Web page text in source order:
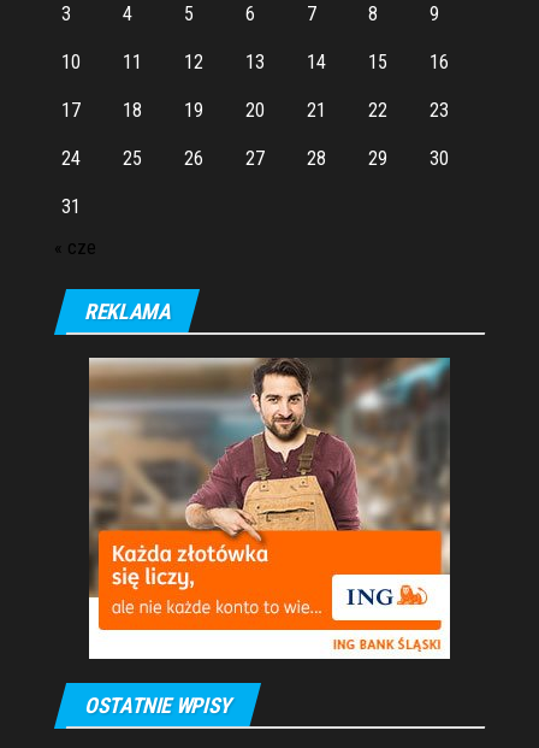
3 4 5 6 7 8 9
10 11 12 13 14 15 16
17 18 19 20 21 22 23
24 25 26 27 28 29 30
31
« cze
REKLAMA
OSTATNIE WPISY